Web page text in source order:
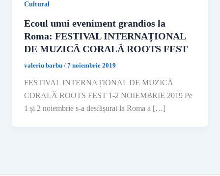
Cultural
Ecoul unui eveniment grandios la
Roma: FESTIVAL INTERNAȚIONAL
DE MUZICĂ CORALĂ ROOTS FEST
valeriu barbu / 7 noiembrie 2019
FESTIVAL INTERNAȚIONAL DE MUZICĂ
CORALĂ ROOTS FEST 1-2 NOIEMBRIE 2019 Pe
1 și 2 noiembrie s-a desfășurat la Roma a […]